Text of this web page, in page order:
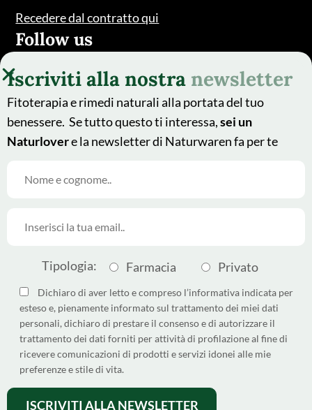
Recedere dal contratto qui
Follow us
Made byArgoserv by
Sandhills Italy
Privacy PolicyandTerms of
Serviceapply.
Come differenziare i pack
Dichiarazione di Accessibilità
Privacy policy
Cookie policy
Iscriviti alla nostra newsletter
Fitoterapia e rimedi naturali alla portata del tuo
benessere. Se tutto questo ti interessa,sei un
Naturlovere la newsletter di Naturwaren fa per te
Tipologia: Farmacia Privato
Dichiaro di aver letto e compreso l’informativa indicata per
esteso e, pienamente informato sul trattamento dei miei dati
personali, dichiaro di prestare il consenso e di autorizzare il
trattamento dei dati forniti per attività di profilazione al fine di
ricevere comunicazioni di prodotti e servizi idonei alle mie
preferenze e stile di vita.